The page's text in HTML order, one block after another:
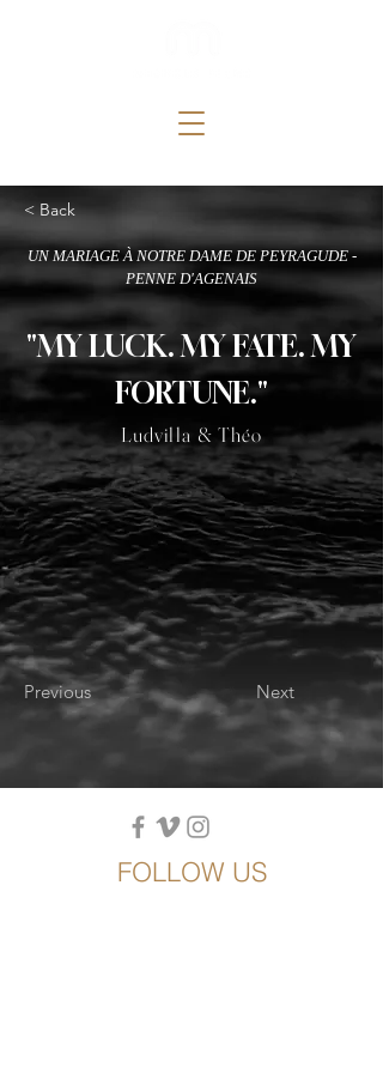
< Back
UN MARIAGE À NOTRE DAME DE PEYRAGUDE -
PENNE D'AGENAIS
"MY LUCK. MY FATE. MY
FORTUNE."
Ludvilla & Théo
Previous Next
FOLLOW US